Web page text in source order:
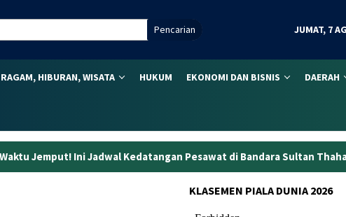
Pencarian JUMAT, 7
RAGAM, HIBURAN, WISATA HUKUM EKONOMI DAN BISNIS DAERAH
Kedatangan Pesawat di Bandara Sultan Thaha Jambi Hari Ini
KLASEMEN PIALA DUNIA 2026